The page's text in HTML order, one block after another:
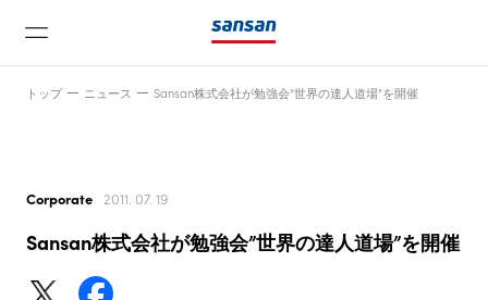
トップ ニュース Sansan株式会社が勉強会”世界の達人道場”を開催
Corporate 2011. 07. 19
Sansan株式会社が勉強会”世界の達人道場”を開催